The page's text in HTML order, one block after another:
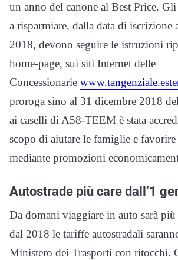
un anno del canone al Best Price.
a risparmiare, dalla data di iscrizione
2018, devono seguire le istruzioni
home-page, sui siti Internet delle
Concessionarie
proroga sino al 31 dicembre 2018
ai caselli di A58-TEEM è stata
scopo di aiutare le famiglie e favorire
mediante promozioni
Autostrade più care dall’1
Da domani viaggiare in auto sarà
dal 2018 le tariffe autostradali
Ministero dei Trasporti con ritocchi.